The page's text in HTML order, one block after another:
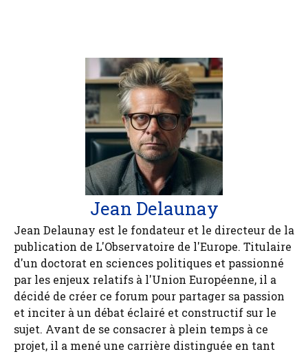
Jean Delaunay
Jean Delaunay est le fondateur et le directeur de la
publication de L'Observatoire de l'Europe. Titulaire
d'un doctorat en sciences politiques et passionné
par les enjeux relatifs à l'Union Européenne, il a
décidé de créer ce forum pour partager sa passion
et inciter à un débat éclairé et constructif sur le
sujet. Avant de se consacrer à plein temps à ce
projet, il a mené une carrière distinguée en tant